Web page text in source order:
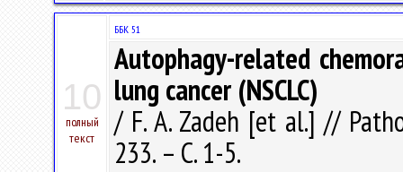
10
полный
текст
ББК 51
Autophagy-related
lung cancer (NSCLC)
/ F. A. Zadeh [et al.] //
233. – С. 1-5.